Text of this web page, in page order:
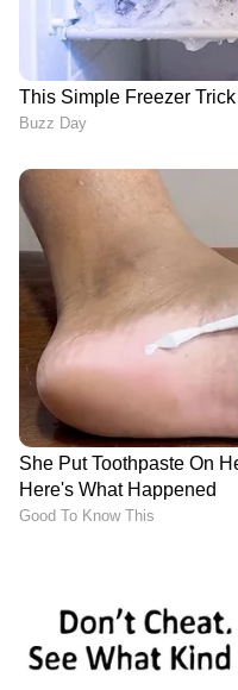
LATEST VIDEOS
കുന്നിറങ്ങാൻ
നടക്കണം;
പൂർണമായും
ദുരിതാശ്വാസ
മേൽപ്പാടത്തെ